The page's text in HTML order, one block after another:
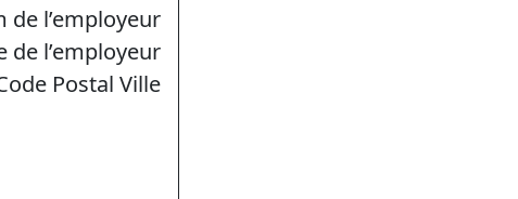
de l’employeur
de l’employeur
Postal Ville